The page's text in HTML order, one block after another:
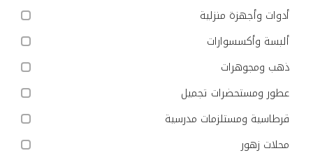
أدوات وأجهزة منزلية
ألبسة وأكسسوارات
ذهب ومجوهرات
عطور ومستحضرات تجميل
قرطاسية ومستلزمات مدرسية
محلات زهور